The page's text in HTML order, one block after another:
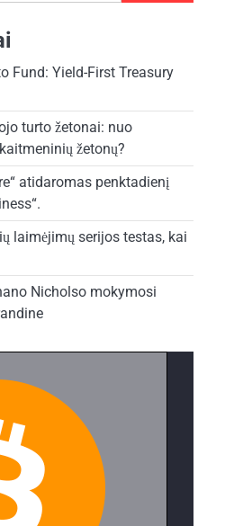
Fund: Yield-First Treasury
turto žetonai: nuo
žetonų?
atidaromas penktadienį
laimėjimų serijos testas, kai
Nicholso mokymosi